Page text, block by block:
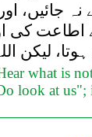
نہ جائیں،
اطاعت کی
لیکن
what is
look at